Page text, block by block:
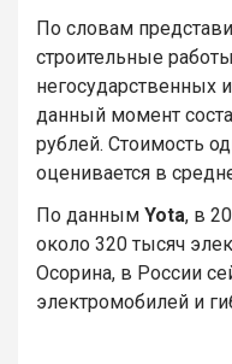
По словам
строительные
негосударственных
данный момент
рублей. Стоимость
оценивается в
По данным Yota, в
около 320 тысяч
Осорина, в России
электромобилей и